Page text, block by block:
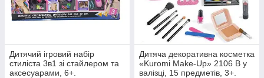
Дитячий ігровий набір
стиліста 3в1 зі стайлером та
аксесуарами, 6+.
Дитяча декоративна косметка
«Kuromi Make-Up» 2106 В у
валізці, 15 предметів, 3+.